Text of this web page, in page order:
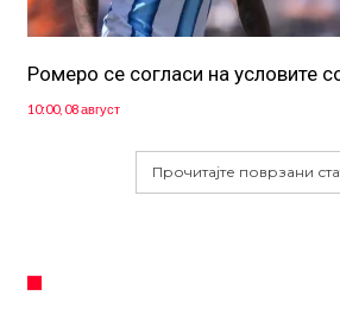
Ромеро се согласи на условите
10:00, 08 август
Прочитајте поврзани